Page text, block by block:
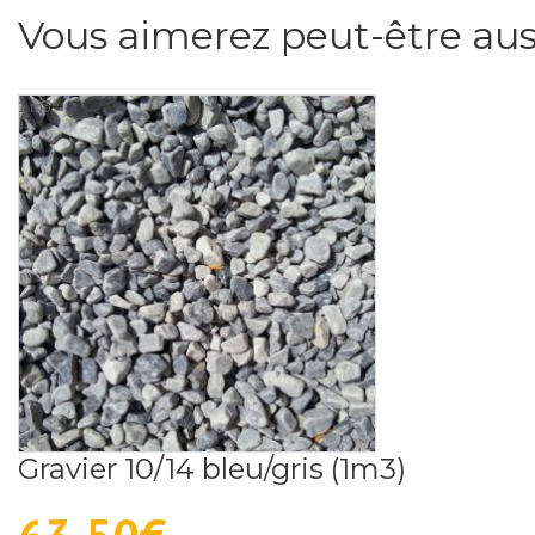
Vous aimerez peut-être
1 m3
Gravier 10/14 bleu/gris (1m3)